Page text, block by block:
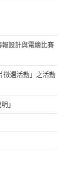
設計與電繪比賽
徵選活動」之活動
」